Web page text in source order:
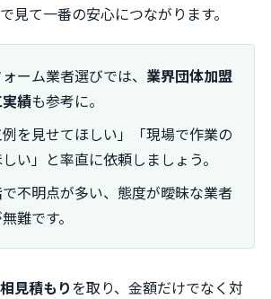
見て一番の安心につながります。
ーム業者選びでは、 業界団体加盟
績も参考に。
例を見せてほしい」「現場で作業の
い」と率直に依頼しましょう。
不明点が多い、態度が曖昧な業者
難です。
見積もりを取り、金額だけでなく対